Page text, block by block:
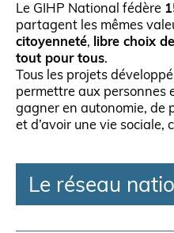
Le GIHP National fédère
partagent les mêmes
citoyenneté, libre choix
tout pour tous.
Tous les projets
permettre aux personnes
gagner en autonomie, de
et d’avoir une vie sociale,
Le réseau